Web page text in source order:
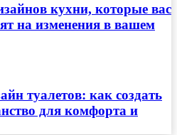
кухни, которые вас
на изменения в вашем
туалетов: как создать
для комфорта и